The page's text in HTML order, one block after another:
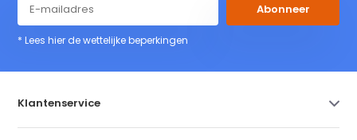
Abonneer
* Lees hier de wettelijke beperkingen
Klantenservice